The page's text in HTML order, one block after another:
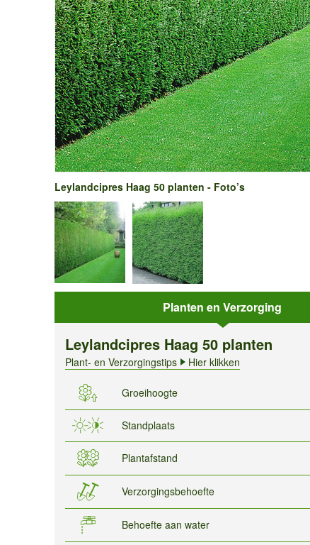
Leylandcipres Haag 50 planten - Foto’s
Planten en Verzorging
Leylandcipres Haag 50 planten
Plant- en Verzorgingstips Hier klikken
Groeihoogte
Standplaats
Plantafstand
Verzorgingsbehoefte
Behoefte aan water